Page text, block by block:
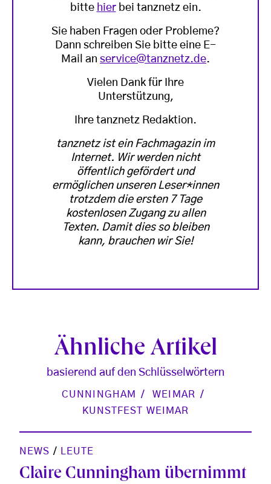
bitte hierbei tanznetz ein.
Sie haben Fragen oder Probleme?
Dann schreiben Sie bitte eine E-
Mail an service@tanznetz.de.
Vielen Dank für Ihre
Unterstützung,
Ihre tanznetz Redaktion.
tanznetz ist ein Fachmagazin im
Internet. Wir werden nicht
öffentlich gefördert und
ermöglichen unseren Leser*innen
trotzdem die ersten 7 Tage
kostenlosen Zugang zu allen
Texten. Damit dies so bleiben
kann, brauchen wir Sie!
Ähnliche Artikel
basierend auf den Schlüsselwörtern
CUNNINGHAM
WEIMAR
KUNSTFEST WEIMAR
NEWS / LEUTE
Claire Cunningham übernimmt